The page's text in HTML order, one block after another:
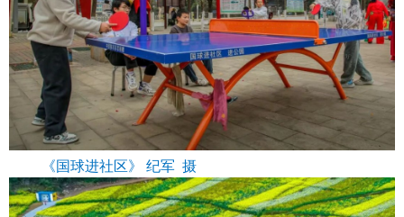
《国球进社区》 纪军 摄